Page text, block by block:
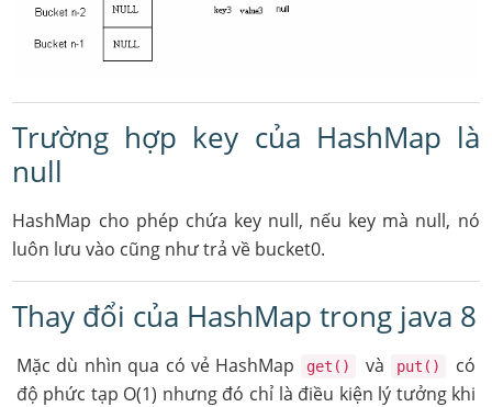
Trường hợp key của HashMap là
null
HashMap cho phép chứa key null, nếu key mà null, nó
luôn lưu vào cũng như trả về bucket0.
Thay đổi của HashMap trong java 8
Mặc dù nhìn qua có vẻ HashMap get() và put()
có
độ phức tạp O(1) nhưng đó chỉ là điều kiện lý tưởng khi